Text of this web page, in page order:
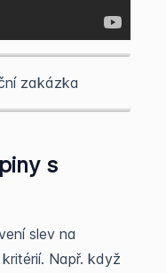
zakázka
s
slev na
Např. když